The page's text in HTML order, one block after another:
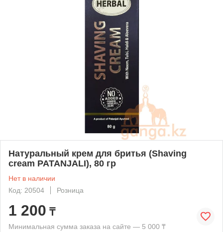
Натуральный крем для бритья (Shaving
cream PATANJALI), 80 гр
Нет в наличии
Код: 20504
Розница
1 200 ₸
Минимальная сумма заказа на сайте — 5 000 ₸